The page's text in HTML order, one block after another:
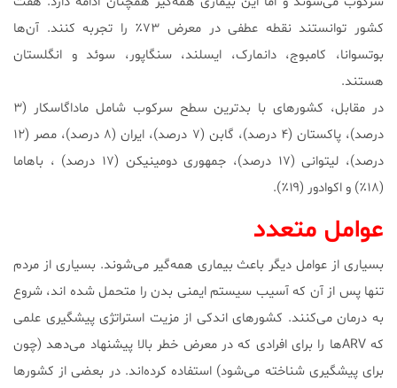
کشور توانستند نقطه عطفی در معرض ۷۳٪ را تجربه کنند. آن‌ها
بوتسوانا، کامبوج، دانمارک، ایسلند، سنگاپور، سوئد و انگلستان
هستند.
در مقابل، کشورهای با بدترین سطح سرکوب شامل ماداگاسکار (۳
درصد)، پاکستان (۴ درصد)، گابن (۷ درصد)، ایران (۸ درصد)، مصر (۱۲
درصد)، لیتوانی (۱۷ درصد)، جمهوری دومینیکن (۱۷ درصد) ، باهاما
(۱۸٪) و اکوادور (۱۹٪).
عوامل متعدد
بسیاری از عوامل دیگر باعث بیماری همه‌گیر می‌شوند. بسیاری از مردم
تنها پس از آن که آسیب سیستم ایمنی بدن را متحمل شده اند، شروع
به درمان می‌کنند. کشورهای اندکی از مزیت استراتژی پیشگیری علمی
که ARVها را برای افرادی که در معرض خطر بالا پیشنهاد می‌دهد (چون
برای پیشگیری شناخته می‌شود) استفاده کرده‌اند. در بعضی از کشورها